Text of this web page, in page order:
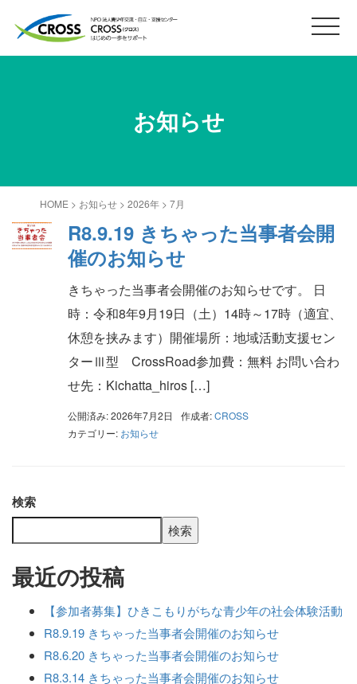
お知らせ
HOME > お知らせ> 2026年> 7月
R8.9.19 きちゃった当事者会開
催のお知らせ
きちゃった当事者会開催のお知らせです。 日
時：令和8年9月19日（土）14時～17時（適宜、
休憩を挟みます）開催場所：地域活動支援セン
ターⅢ型 CrossRoad参加費：無料 お問い合わ
せ先：Kichatta_hiros […]
公開済み: 2026年7月2日 作成者:CROSS
カテゴリー: お知らせ
検索
検索
最近の投稿
【参加者募集】ひきこもりがちな青少年の社会体験活動
R8.9.19 きちゃった当事者会開催のお知らせ
R8.6.20 きちゃった当事者会開催のお知らせ
R8.3.14 きちゃった当事者会開催のお知らせ